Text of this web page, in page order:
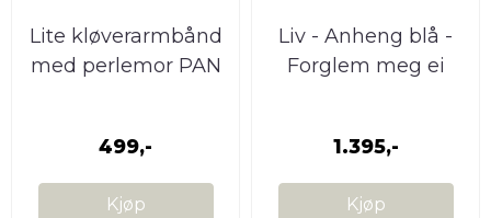
Lite kløverarmbånd
med perlemor PAN
499,-
Kjøp
Liv - Anheng blå -
Forglem meg ei
1.395,-
Kjøp